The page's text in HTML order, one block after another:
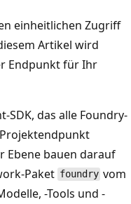
einheitlichen Zugriff
Artikel wird
Endpunkt für Ihr
SDK, das alle Foundry-
Ebene bauen darauf
Paket foundry vom
-Tools und -